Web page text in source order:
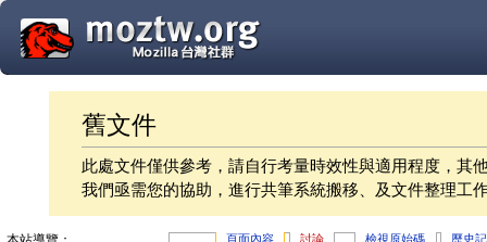
舊文件
此處文件僅供參考，請自行考量時效性與適用程度，其
我們亟需您的協助，進行共筆系統搬移、及文件整理工
頁面內容 討論 檢視原始碼 歷史
本站導覽：